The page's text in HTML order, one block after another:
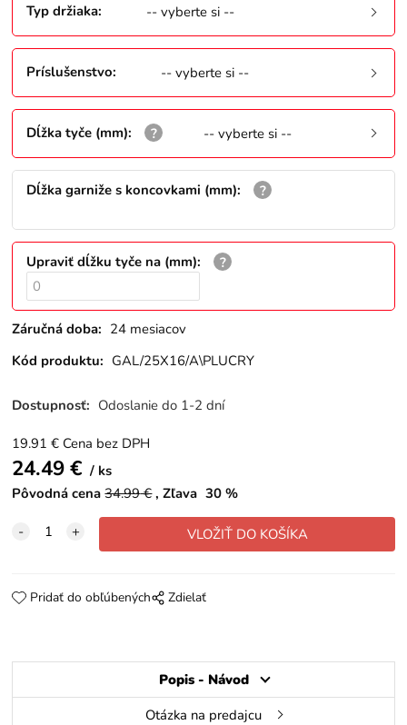
Typ držiaka: -- vyberte si --
Príslušenstvo: -- vyberte si --
Dĺžka tyče (mm): -- vyberte si --
Dĺžka garniže s koncovkami (mm):
Upraviť dĺžku tyče na (mm):
Záručná doba: 24 mesiacov
Kód produktu: GAL/25X16/A\PLUCRY
Dostupnosť: Odoslanie do 1-2 dní
19.91 € Cena bez DPH
24.49€
ks
Pôvodná cena 34.99€ Zľava 30 %
Pridať do obľúbených Zdielať
Popis - Návod
Otázka na predajcu